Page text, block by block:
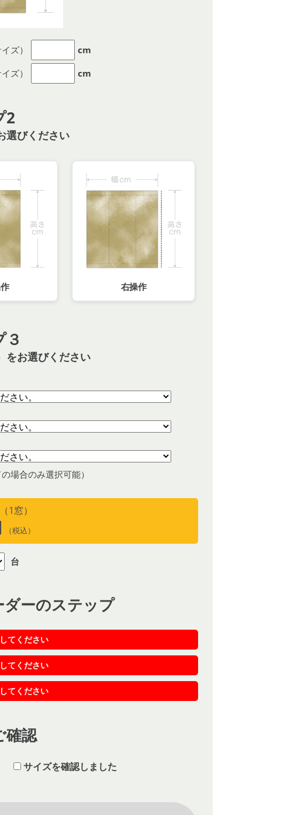
ズ）
cm
ズ）
cm
2
選びください
右操作
をお選びください
場合のみ選択可能）
1窓）
（税込）
台
ダーのステップ
てください
てください
てください
確認
サイズを確認しました